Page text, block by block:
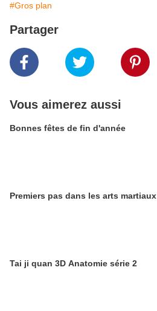
#Gros plan
Partager
Vous aimerez aussi
Bonnes fêtes de fin d'année
Premiers pas dans les arts martiaux
Tai ji quan 3D Anatomie série 2